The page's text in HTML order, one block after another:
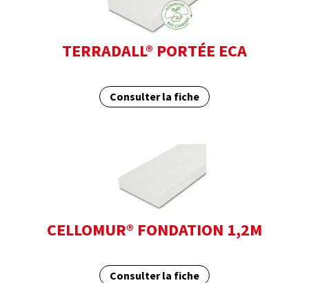
TERRADALL® PORTÉE ECA
Consulter la fiche
CELLOMUR® FONDATION 1,2M
Consulter la fiche